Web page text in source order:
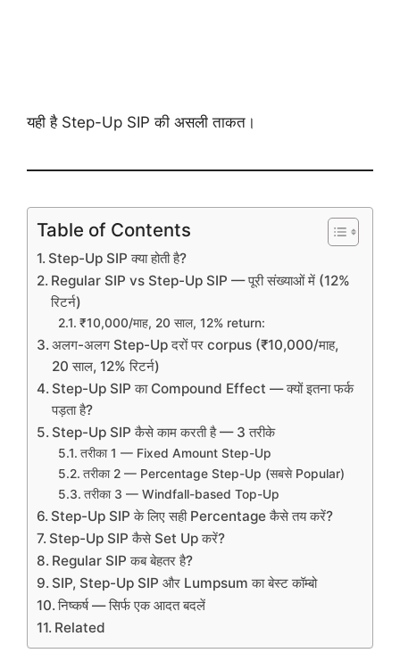
यही है Step-Up SIP की असली ताकत।
Table of Contents
Step-Up SIP क्या होती है?
Regular SIP vs Step-Up SIP — पूरी संख्याओं में (12%
रिटर्न)
₹10,000/माह, 20 साल, 12% return:
अलग-अलग Step-Up दरों पर corpus (₹10,000/माह,
20 साल, 12% रिटर्न)
Step-Up SIP का Compound Effect — क्यों इतना फर्क
पड़ता है?
Step-Up SIP कैसे काम करती है — 3 तरीके
तरीका 1 — Fixed Amount Step-Up
तरीका 2 — Percentage Step-Up (सबसे Popular)
तरीका 3 — Windfall-based Top-Up
Step-Up SIP के लिए सही Percentage कैसे तय करें?
Step-Up SIP कैसे Set Up करें?
Regular SIP कब बेहतर है?
SIP, Step-Up SIP और Lumpsum का बेस्ट कॉम्बो
निष्कर्ष — सिर्फ एक आदत बदलें
Related